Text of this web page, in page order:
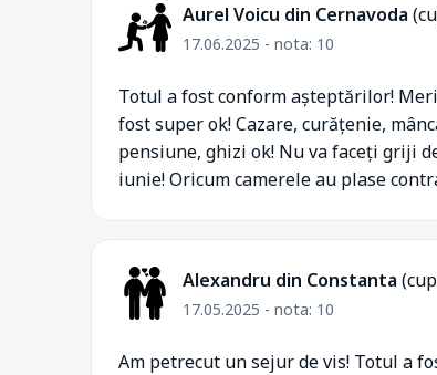
Aurel Voicu din Cernavoda
17.06.2025 - nota: 10
Totul a fost conform așteptărilor!
fost super ok! Cazare, curățenie,
pensiune, ghizi ok! Nu va faceți griji
iunie! Oricum camerele au plase
Alexandru din Constanta
17.05.2025 - nota: 10
Am petrecut un sejur de vis! Totul a